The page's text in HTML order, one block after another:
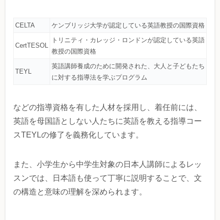
CELTA ケンブリッジ大学が認定している英語教授の国際資格
CertTESOL
トリニティ・カレッジ・ロンドンが認定している英語
教授の国際資格
TEYL
英語講師養成のために開発された、大人と子どもたち
に対する指導法を学ぶプログラム
などの指導資格を有した人材を採用し、着任前には、
英語を母国語としない人たちに英語を教える指導コー
スTEYLの修了を義務化しています。
また、小学生から中学生対象の日本人講師によるレッ
スンでは、日本語も使って丁寧に説明することで、文
の構造と意味の理解を深められます。